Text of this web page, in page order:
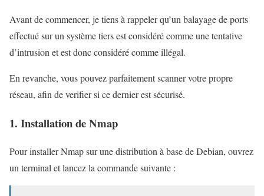
Avant de commencer, je tiens à rappeler qu’un balayage de ports
effectué sur un système tiers est considéré comme une tentative
d’intrusion et est donc considéré comme illégal.
En revanche, vous pouvez parfaitement scanner votre propre
réseau, afin de verifier si ce dernier est sécurisé.
1. Installation de Nmap
Pour installer Nmap sur une distribution à base de Debian, ouvrez
un terminal et lancez la commande suivante :